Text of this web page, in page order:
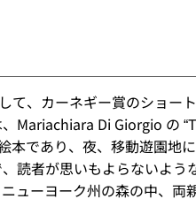
て、カーネギー賞のショー
Mariachiara Di Giorgio の
であり、夜、移動遊園地
読者が思いもよらないよう
ーヨーク州の森の中、両